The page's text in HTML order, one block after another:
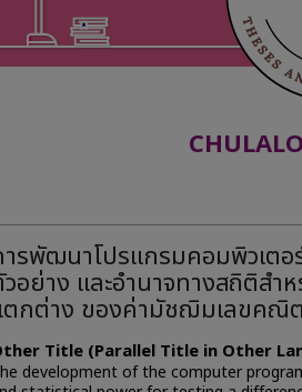
รพัฒนาโปรแกรมคอมพิวเตอ
อย่าง และอำนาจทางสถิติสำ
ตกต่าง ของค่ามัชฌิมเลขคณิต
Title (Parallel Title in Other
development of the computer